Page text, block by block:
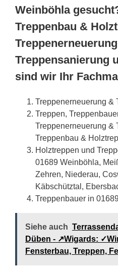
Weinböhla
Treppenbau &
Treppensanierung
sind wir Ihr
Treppenerneuerung &
Treppen,
Treppenerneuerung &
Treppenbau &
Holztreppen und
01689 Weinböhla,
Zehren, Niederau,
Käbschütztal,
Treppenbauer in
Siehe auch
Düben - ↗️Wigards:
Fensterbau, Treppen,